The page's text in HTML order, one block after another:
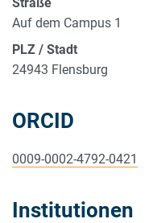
Auf dem Campus 1
PLZ / Stadt
24943 Flensburg
ORCID
0009-0002-4792-0421
Institutionen